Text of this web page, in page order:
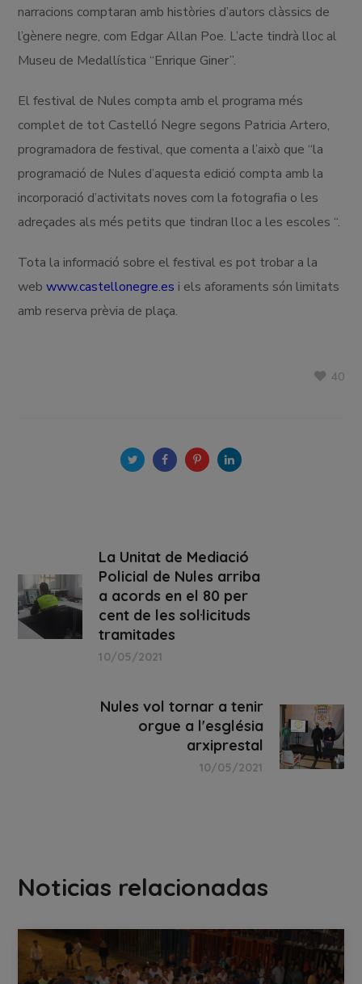
narracions comptaran amb històries d’autors clàssics de
l’gènere negre, com Edgar Allan Poe. L’acte tindrà lloc al
Museu de Medallística “Enrique Giner”.
El festival de Nules compta amb el programa més
complet de tot Castelló Negre segons Patricia Artero,
programadora de festival, que comenta a l’això que “la
programació de Nules d’aquesta edició compta amb la
incorporació d’activitats noves com la fotografia o les
adreçades als més petits que tindran lloc a les escoles “.
Tota la informació sobre el festival es pot trobar a la
webwww.castellonegre.es i els aforaments són limitats
amb reserva prèvia de plaça.
40
La Unitat de Mediació
Policial de Nules arriba
a acords en el 80 per
cent de les sol·licituds
tramitades
10/05/2021
Nules vol tornar a tenir
orgue a l'església
arxiprestal
10/05/2021
Noticias relacionadas